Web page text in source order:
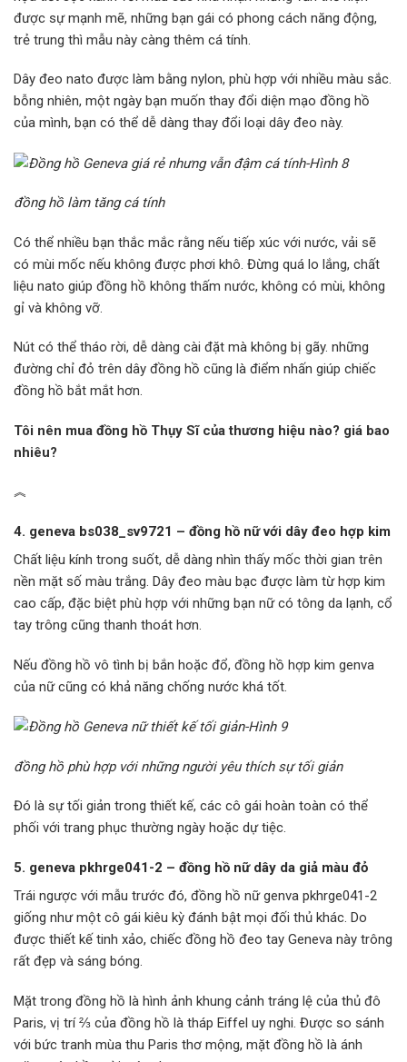
được sự mạnh mẽ, những bạn gái có phong cách năng động,
trẻ trung thì mẫu này càng thêm cá tính.
Dây đeo nato được làm bằng nylon, phù hợp với nhiều màu sắc.
bỗng nhiên, một ngày bạn muốn thay đổi diện mạo đồng hồ
của mình, bạn có thể dễ dàng thay đổi loại dây đeo này.
đồng hồ làm tăng cá tính
Có thể nhiều bạn thắc mắc rằng nếu tiếp xúc với nước, vải sẽ
có mùi mốc nếu không được phơi khô. Đừng quá lo lắng, chất
liệu nato giúp đồng hồ không thấm nước, không có mùi, không
gỉ và không vỡ.
Nút có thể tháo rời, dễ dàng cài đặt mà không bị gãy. những
đường chỉ đỏ trên dây đồng hồ cũng là điểm nhấn giúp chiếc
đồng hồ bắt mắt hơn.
Tôi nên mua đồng hồ Thụy Sĩ của thương hiệu nào? giá bao
nhiêu?
︽
4. geneva bs038_sv9721 – đồng hồ nữ với dây đeo hợp kim
Chất liệu kính trong suốt, dễ dàng nhìn thấy mốc thời gian trên
nền mặt số màu trắng. Dây đeo màu bạc được làm từ hợp kim
cao cấp, đặc biệt phù hợp với những bạn nữ có tông da lạnh, cổ
tay trông cũng thanh thoát hơn.
Nếu đồng hồ vô tình bị bắn hoặc đổ, đồng hồ hợp kim genva
của nữ cũng có khả năng chống nước khá tốt.
đồng hồ phù hợp với những người yêu thích sự tối giản
Đó là sự tối giản trong thiết kế, các cô gái hoàn toàn có thể
phối với trang phục thường ngày hoặc dự tiệc.
5. geneva pkhrge041-2 – đồng hồ nữ dây da giả màu đỏ
Trái ngược với mẫu trước đó, đồng hồ nữ genva pkhrge041-2
giống như một cô gái kiêu kỳ đánh bật mọi đối thủ khác. Do
được thiết kế tinh xảo, chiếc đồng hồ đeo tay Geneva này trông
rất đẹp và sáng bóng.
Mặt trong đồng hồ là hình ảnh khung cảnh tráng lệ của thủ đô
Paris, vị trí ⅔ của đồng hồ là tháp Eiffel uy nghi. Được so sánh
với bức tranh mùa thu Paris thơ mộng, mặt đồng hồ là ánh